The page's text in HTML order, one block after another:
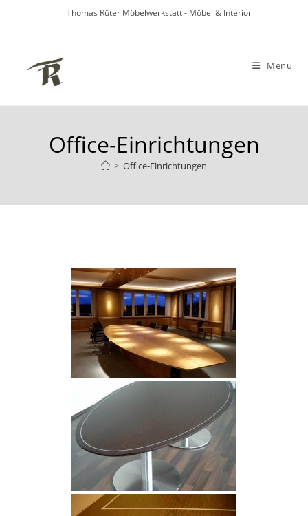
Thomas Rüter Möbelwerkstatt - Möbel & Interior
Menü
Office-Einrichtungen
> Office-Einrichtungen